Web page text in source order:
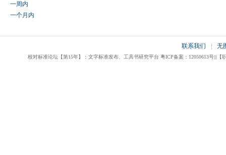
一周内
一个月内
联系我们 无
校对标准论坛【第15年】：文字标准发布、工具书研究平台 粤ICP备案：12050613号|||【